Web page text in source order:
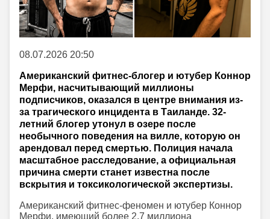
08.07.2026 20:50
Американский фитнес-блогер и ютубер Коннор
Мерфи, насчитывающий миллионы
подписчиков, оказался в центре внимания из-
за трагического инцидента в Таиланде. 32-
летний блогер утонул в озере после
необычного поведения на вилле, которую он
арендовал перед смертью. Полиция начала
масштабное расследование, а официальная
причина смерти станет известна после
вскрытия и токсикологической экспертизы.
Американский фитнес-феномен и ютубер Коннор
Мерфи, имеющий более 2,7 миллиона